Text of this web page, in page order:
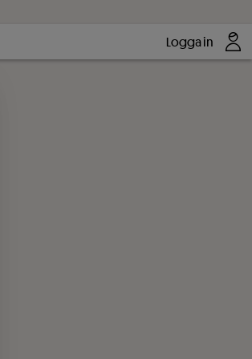
Logga in